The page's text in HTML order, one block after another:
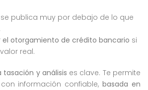
se publica muy por debajo de lo que
otorgamiento de crédito bancario si
real.
tasación y análisis es clave. Te permite
información confiable,basada en